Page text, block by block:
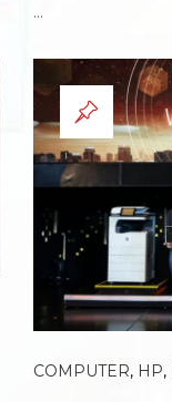
...
COMPUTER, HP,